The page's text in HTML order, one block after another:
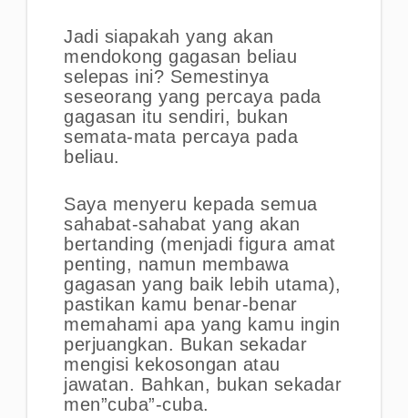
Jadi siapakah yang akan
mendokong gagasan beliau
selepas ini? Semestinya
seseorang yang percaya pada
gagasan itu sendiri, bukan
semata-mata percaya pada
beliau.
Saya menyeru kepada semua
sahabat-sahabat yang akan
bertanding (menjadi figura amat
penting, namun membawa
gagasan yang baik lebih utama),
pastikan kamu benar-benar
memahami apa yang kamu ingin
perjuangkan. Bukan sekadar
mengisi kekosongan atau
jawatan. Bahkan, bukan sekadar
men”cuba”-cuba.